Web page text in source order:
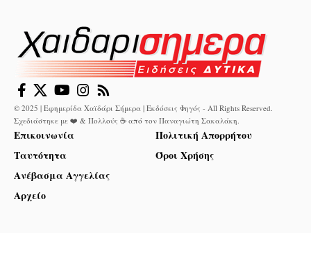
© 2025 | Εφημερίδα Χαϊδάρι Σήμερα | Εκδόσεις Φηγός - All Rights Reserved.
Σχεδιάστηκε με ❤️ & Πολλούς ☕ από τον Παναγιώτη Σακαλάκη
Επικοινωνία
Ταυτότητα
Ανέβασμα Αγγελίας
Αρχείο
Πολιτική Απορρήτου
Όροι Χρήσης